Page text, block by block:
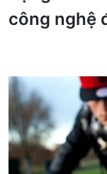
công nghệ